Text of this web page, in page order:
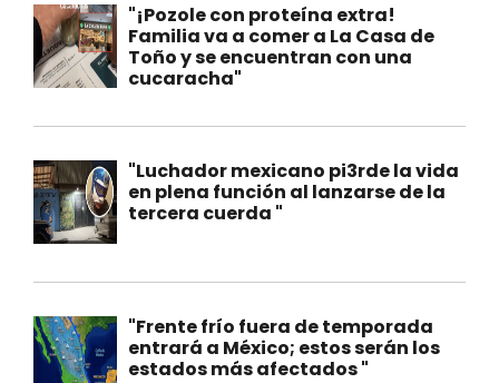
"¡Pozole con proteína extra!
Familia va a comer a La Casa de
Toño y se encuentran con una
cucaracha"
"Luchador mexicano pi3rde la vida
en plena función al lanzarse de la
tercera cuerda "
"Frente frío fuera de temporada
entrará a México; estos serán los
estados más afectados "